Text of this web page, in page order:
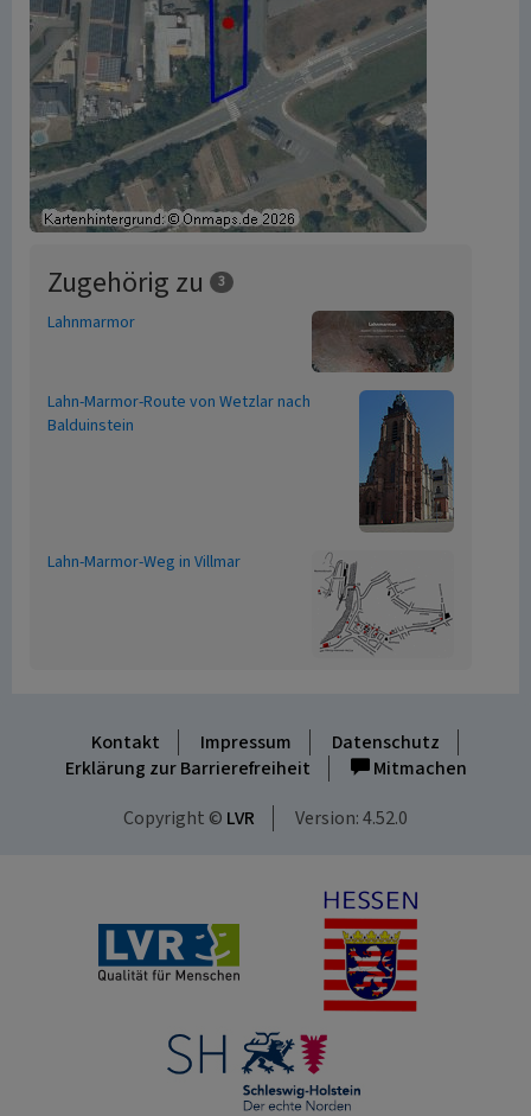
Zugehörig zu 3
Lahnmarmor
Lahn-Marmor-Route von Wetzlar nach
Balduinstein
Lahn-Marmor-Weg in Villmar
Kontakt Impressum
Datenschutz
Erklärung zur Barrierefreiheit
Mitmachen
Copyright © LVR Version: 4.52.0